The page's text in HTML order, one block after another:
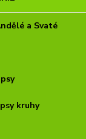
a Svaté
kruhy